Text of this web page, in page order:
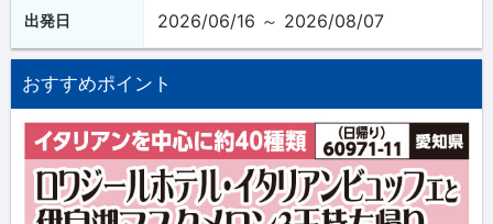
出発日 2026/06/16 ～ 2026/08/07
おすすめポイント